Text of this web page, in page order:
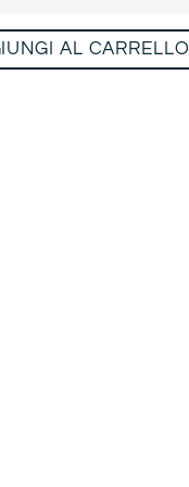
AL CARRELLO